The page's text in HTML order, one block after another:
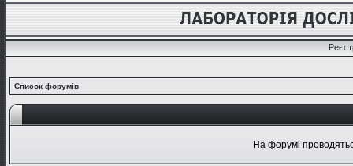
Список форумів
На форумі